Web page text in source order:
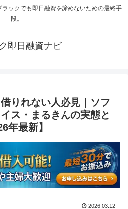
ックでも即日融資を諦めないための最終手
段。
即日融資ナビ
りれない人必見｜ソフ
ス・まるきんの実態と
年最新】
2026.03.12